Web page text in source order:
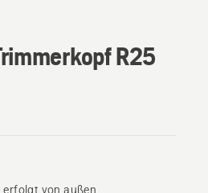
R25
erfolgt von außen